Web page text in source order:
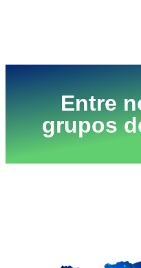
Entre
grupos